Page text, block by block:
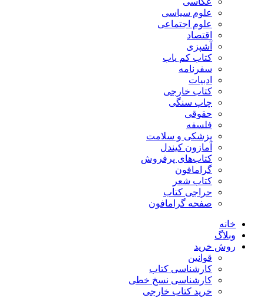
علوم سیاسی
علوم اجتماعی
اقتصاد
آشپزی
کتاب کم یاب
سفرنامه
ادبیات
کتاب خارجی
چاپ سنگی
حقوقی
فلسفه
پزشکی و سلامت
آمازون کیندل
کتاب‌های پرفروش
گرامافون
کتاب شعر
حراجی کتاب
صفحه گرامافون
خانه
وبلاگ
روش خرید
قوانین
کارشناسی کتاب
کارشناسی نسخ خطی
خرید کتاب خارجی